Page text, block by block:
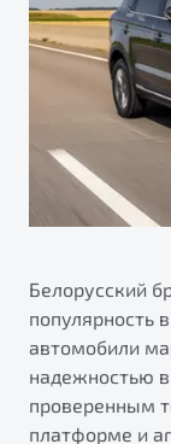
Яркий
от 2 219 990
Обзор
Автокредит
Страхование
Расчет КАСКО
ПОДДЕРЖКА
Гарантия Belgee
Belgee Линк
Belgee Клуб
Belgee Плюс
Клиентская
Помощь на
О дилерском
Правовая
Белорусский
популярность
автомобили
надежностью
проверенным
платформе и